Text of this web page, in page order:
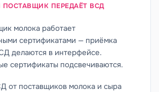
ПОСТАВЩИК ПЕРЕДАЁТ ВСД
молока работает
сертификатами — приёмка
делаются в интерфейсе.
сертификаты подсвечиваются.
от поставщиков молока и сыра